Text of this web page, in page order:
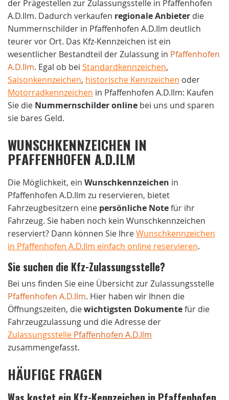
der Prägestellen zur Zulassungsstelle in Pfaffenhofen
A.D.Ilm. Dadurch verkaufen regionaleAnbieter die
Nummernschilder in Pfaffenhofen A.D.Ilm deutlich
teurer vor Ort. Das Kfz-Kennzeichen ist ein
wesentlicher Bestandteil der Zulassung in Pfaffenhofen
A.D.Ilm. Egal ob bei Standardkennzeichen,
Saisonkennzeichen, historische Kennzeichen oder
Motorradkennzeichen in Pfaffenhofen A.D.Ilm: Kaufen
Sie die Nummernschilder online bei uns und sparen
sie bares Geld.
WUNSCHKENNZEICHEN IN
PFAFFENHOFEN A.D.ILM
Die Möglichkeit, ein Wunschkennzeichen in
Pfaffenhofen A.D.Ilm zu reservieren, bietet
Fahrzeugbesitzern eine persönliche Notefür ihr
Fahrzeug. Sie haben noch kein Wunschkennzeichen
reserviert? Dann können Sie IhreWunschkennzeichen
in Pfaffenhofen A.D.Ilm einfach online reservieren.
Sie suchen die Kfz-Zulassungsstelle?
Bei uns finden Sie eine Übersicht zur Zulassungsstelle
Pfaffenhofen A.D.Ilm. Hier haben wir Ihnen die
Öffnungszeiten, diewichtigsten Dokumentefür die
Fahrzeugzulassung und die Adresse der
Zulassungsstelle Pfaffenhofen A.D.Ilm
zusammengefasst.
HÄUFIGE FRAGEN